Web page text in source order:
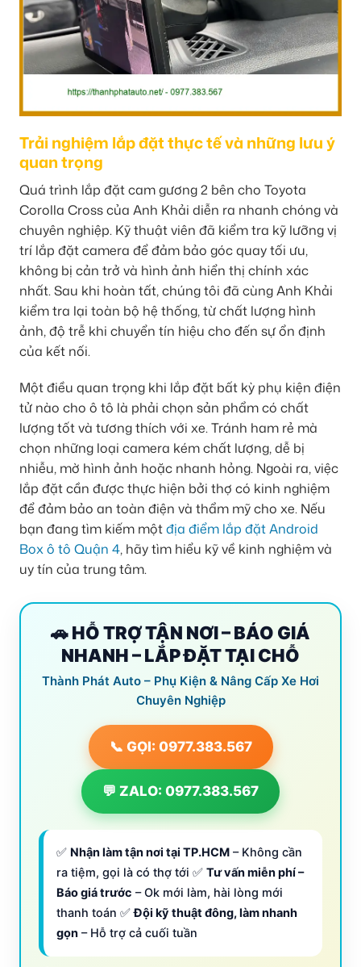
Trải nghiệm lắp đặt thực tế và những lưu ý
quan trọng
Quá trình lắp đặt cam gương 2 bên cho Toyota
Corolla Cross của Anh Khải diễn ra nhanh chóng và
chuyên nghiệp. Kỹ thuật viên đã kiểm tra kỹ lưỡng vị
trí lắp đặt camera để đảm bảo góc quay tối ưu,
không bị cản trở và hình ảnh hiển thị chính xác
nhất. Sau khi hoàn tất, chúng tôi đã cùng Anh Khải
kiểm tra lại toàn bộ hệ thống, từ chất lượng hình
ảnh, độ trễ khi chuyển tín hiệu cho đến sự ổn định
của kết nối.
Một điều quan trọng khi lắp đặt bất kỳ phụ kiện điện
tử nào cho ô tô là phải chọn sản phẩm có chất
lượng tốt và tương thích với xe. Tránh ham rẻ mà
chọn những loại camera kém chất lượng, dễ bị
nhiễu, mờ hình ảnh hoặc nhanh hỏng. Ngoài ra, việc
lắp đặt cần được thực hiện bởi thợ có kinh nghiệm
để đảm bảo an toàn điện và thẩm mỹ cho xe. Nếu
bạn đang tìm kiếm mộtđịa điểm lắp đặt Android
Box ô tô Quận 4, hãy tìm hiểu kỹ về kinh nghiệm và
uy tín của trung tâm.
🚗 HỖ TRỢ TẬN NƠI – BÁO GIÁ
NHANH – LẮP ĐẶT TẠI CHỖ
Thành Phát Auto – Phụ Kiện & Nâng Cấp Xe Hơi
Chuyên Nghiệp
📞 GỌI: 0977.383.567
💬 ZALO: 0977.383.567
✅ Nhận làm tận nơi tại TP.HCM – Không cần
ra tiệm, gọi là có thợ tới ✅ Tư vấn miễn phí –
Báo giá trước – Ok mới làm, hài lòng mới
thanh toán ✅Đội kỹ thuật đông, làm nhanh
gọn – Hỗ trợ cả cuối tuần